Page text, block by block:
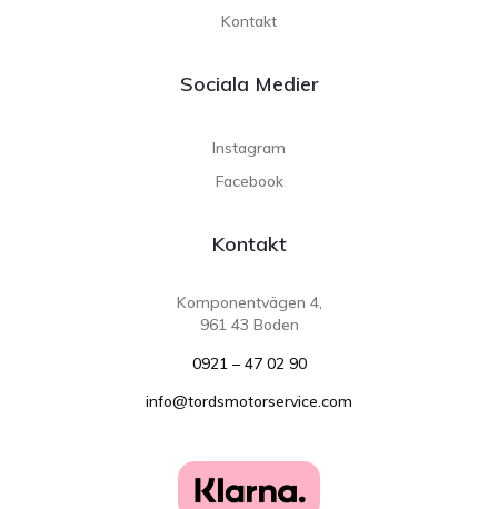
Kontakt
Sociala Medier
Instagram
Facebook
Kontakt
Komponentvägen 4,
961 43 Boden
0921 – 47 02 90
info@tordsmotorservice.com